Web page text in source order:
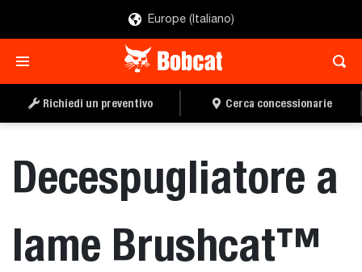
Europe (Italiano)
Richiedi un preventivo Cerca concessionarie
Decespugliatore a
lame Brushcat™
CERCA UN